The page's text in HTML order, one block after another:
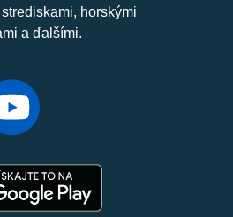
horskými
a ďalšími.